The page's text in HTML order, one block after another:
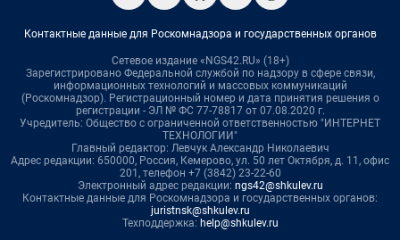
Контактные данные для Роскомнадзора и государственных органов
Сетевое издание «NGS42.RU» (18+)
Зарегистрировано Федеральной службой по надзору в сфере связи,
информационных технологий и массовых коммуникаций
(Роскомнадзор). Регистрационный номер и дата принятия решения о
регистрации - ЭЛ № ФС 77-78817 от 07.08.2020 г.
Учредитель: Общество с ограниченной ответственностью "ИНТЕРНЕТ
ТЕХНОЛОГИИ"
Главный редактор: Левчук Александр Николаевич
Адрес редакции: 650000, Россия, Кемерово, ул. 50 лет Октября, д. 11, офис
201, телефон +7 (3842) 23-22-60
Электронный адрес редакции: ngs42@shkulev.ru
Контактные данные для Роскомнадзора и государственных органов:
juristnsk@shkulev.ru
Техподдержка: help@shkulev.ru